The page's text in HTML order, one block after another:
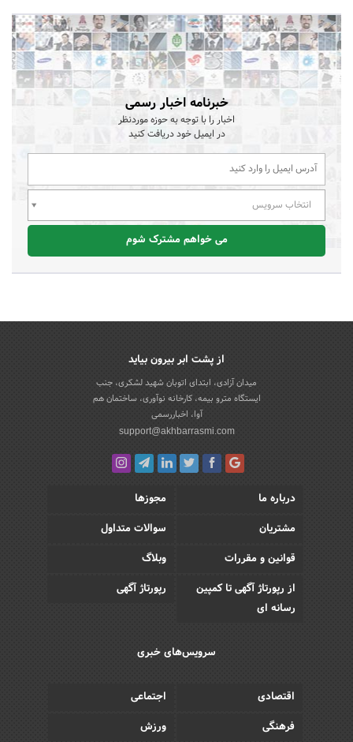
خبرنامه اخبار رسمی
اخبار را با توجه به حوزه موردنظر
در ایمیل خود دریافت کنید
انتخاب سرویس
می خواهم مشترک شوم
از پشت ابر بیرون بیاید
میدان آزادی، ابتدای اتوبان شهید لشکری، جنب
ایستگاه مترو بیمه، کارخانه نوآوری، ساختمان هم
آوا، اخباررسمی
support@akhbarrasmi.com
درباره ما
مجوزها
مشتریان
سوالات متداول
قوانین و مقررات
وبلاگ
از رپورتاژ آگهی تا کمپین
رسانه ای
رپورتاژ آگهی
سرویس‌های خبری
اقتصادی
اجتماعی
فرهنگی
ورزش